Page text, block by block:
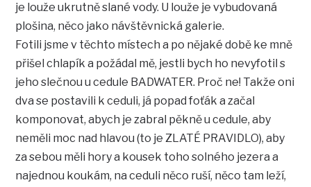
je louže ukrutně slané vody. U louže je vybudovaná
plošina, něco jako návštěvnická galerie.
Fotili jsme v těchto místech a po nějaké době ke mně
přišel chlapík a požádal mě, jestli bych ho nevyfotil s
jeho slečnou u cedule BADWATER. Proč ne! Takže oni
dva se postavili k ceduli, já popad foťák a začal
komponovat, abych je zabral pěkně u cedule, aby
neměli moc nad hlavou (to je ZLATÉ PRAVIDLO), aby
za sebou měli hory a kousek toho solného jezera a
najednou koukám, na ceduli něco ruší, něco tam leží,